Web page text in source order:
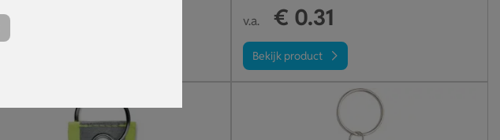
v.a. € 0.31
Bekijk product